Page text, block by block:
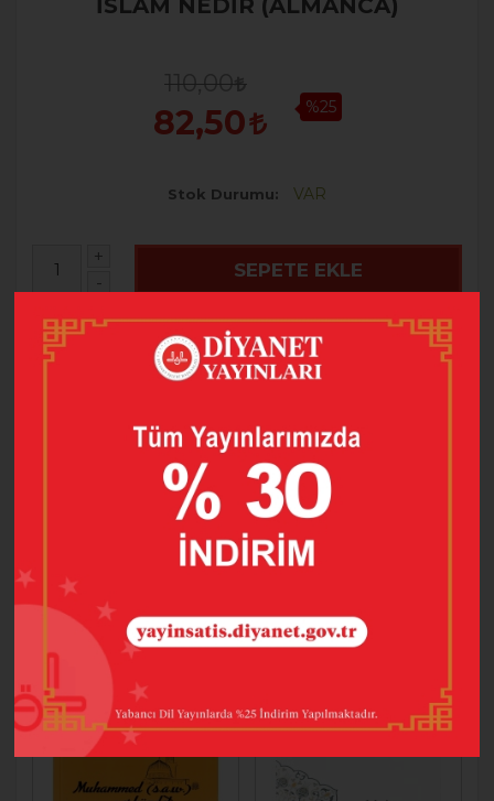
İSLAM NEDİR (ALMANCA)
110,00
82,50 %25
Stok Durumu VAR
+
-
SEPETE EKLE
HEMEN AL
YORUMLAR(0)
BUNLARI DA BEĞENEBILIRSINIZ
%25 %25